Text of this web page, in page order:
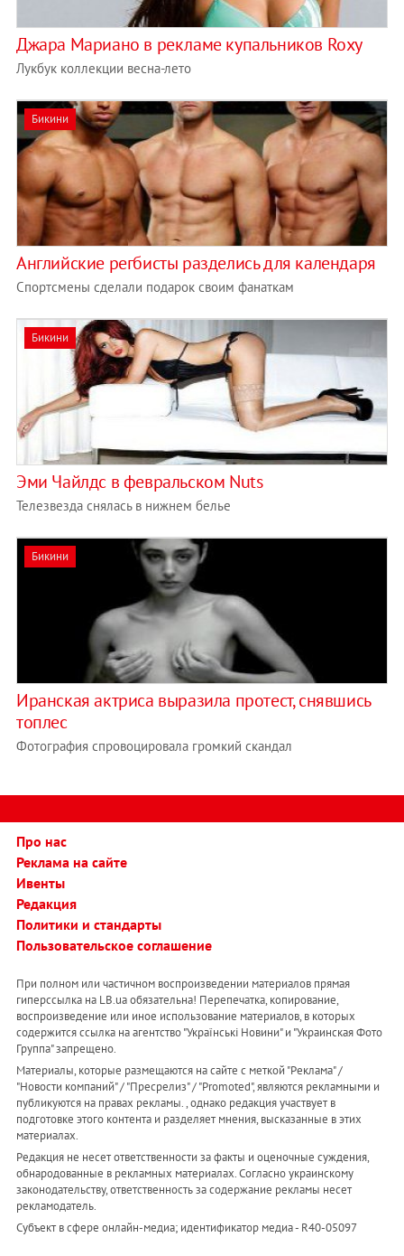
Джара Мариано в рекламе купальников Roxy
Лукбук коллекции весна-лето
Бикини
Английские регбисты разделись для календаря
Спортсмены сделали подарок своим фанаткам
Бикини
Эми Чайлдс в февральском Nuts
Телезвезда снялась в нижнем белье
Бикини
Иранская актриса выразила протест, снявшись
топлес
Фотография спровоцировала громкий скандал
Про нас
Реклама на сайте
Ивенты
Редакция
Политики и стандарты
Пользовательское соглашение
При полном или частичном воспроизведении материалов прямая
гиперссылка на LB.ua обязательна! Перепечатка, копирование,
воспроизведение или иное использование материалов, в которых
содержится ссылка на агентство "Українськi Новини" и "Украинская Фото
Группа" запрещено.
Материалы, которые размещаются на сайте с меткой "Реклама" /
"Новости компаний" / "Пресрелиз" / "Promoted", являются рекламными и
публикуются на правах рекламы. , однако редакция участвует в
подготовке этого контента и разделяет мнения, высказанные в этих
материалах.
Редакция не несет ответственности за факты и оценочные суждения,
обнародованные в рекламных материалах. Согласно украинскому
законодательству, ответственность за содержание рекламы несет
рекламодатель.
Субъект в сфере онлайн-медиа; идентификатор медиа - R40-05097